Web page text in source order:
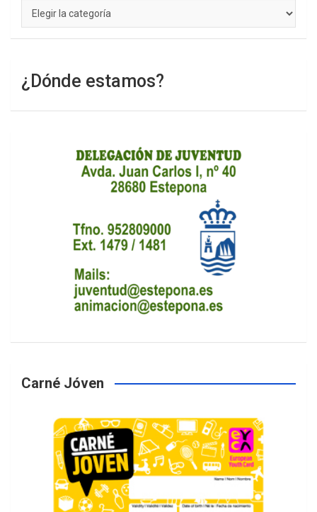
Categorías
¿Dónde estamos?
Carné Jóven